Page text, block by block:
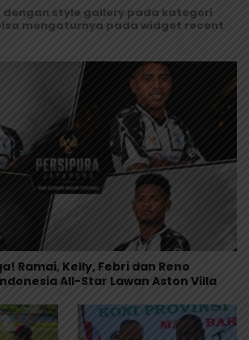
dengan style gallery pada kategori
mengaturnya pada widget recent
Ramai, Kelly, Febri dan Reno
All-Star Lawan Aston Villa